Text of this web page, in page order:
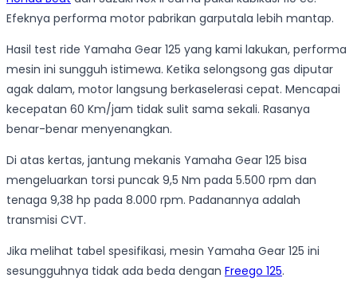
Efeknya performa motor pabrikan garputala lebih mantap.
Hasil test ride Yamaha Gear 125 yang kami lakukan, performa
mesin ini sungguh istimewa. Ketika selongsong gas diputar
agak dalam, motor langsung berkaselerasi cepat. Mencapai
kecepatan 60 Km/jam tidak sulit sama sekali. Rasanya
benar-benar menyenangkan.
Di atas kertas, jantung mekanis Yamaha Gear 125 bisa
mengeluarkan torsi puncak 9,5 Nm pada 5.500 rpm dan
tenaga 9,38 hp pada 8.000 rpm. Padanannya adalah
transmisi CVT.
Jika melihat tabel spesifikasi, mesin Yamaha Gear 125 ini
sesungguhnya tidak ada beda dengan Freego 125.